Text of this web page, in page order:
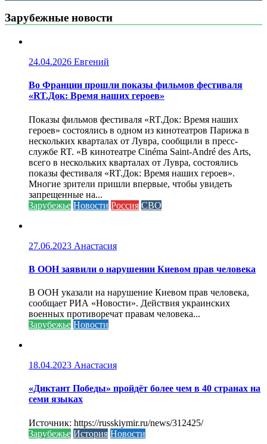
Зарубежные новости
24.04.2026 Евгений
Во Франции прошли показы фильмов фестиваля
«RT.Док: Время наших героев»
Показы фильмов фестиваля «RT.Док: Время наших
героев» состоялись в одном из кинотеатров Парижа в
нескольких кварталах от Лувра, сообщили в пресс-
службе RT. «В кинотеатре Cinéma Saint-André des Arts,
всего в нескольких кварталах от Лувра, состоялись
показы фестиваля «RT.Док: Время наших героев».
Многие зрители пришли впервые, чтобы увидеть
запрещенные на...
Зарубежье Новости Россия СВО
27.06.2023 Анастасия
В ООН заявили о нарушении Киевом прав человека
В ООН указали на нарушение Киевом прав человека,
сообщает РИА «Новости». Действия украинских
военных противоречат правам человека...
Зарубежье Новости
18.04.2023 Анастасия
«Диктант Победы» пройдёт более чем в 40 странах на
семи языках
Источник: https://russkiymir.ru/news/312425/
Зарубежье История Новости